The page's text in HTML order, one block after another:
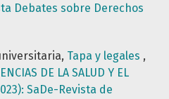
Debates sobre Derechos
Tapa y legales ,
DE LA SALUD Y EL
SaDe-Revista de